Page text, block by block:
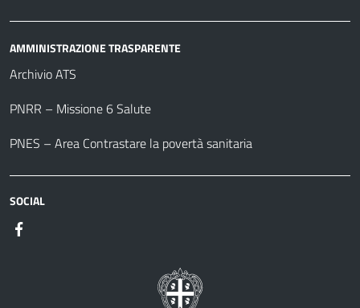
AMMINISTRAZIONE TRASPARENTE
Archivio ATS
PNRR – Missione 6 Salute
PNES – Area Contrastare la povertà sanitaria
SOCIAL